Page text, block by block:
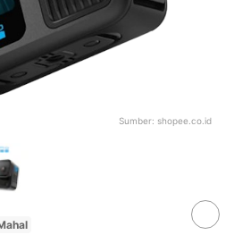
Sumber: shopee.co.id